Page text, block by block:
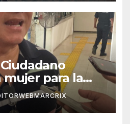
para la
Cancún